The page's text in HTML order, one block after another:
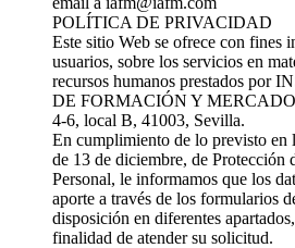
POLÍTICA DE PRIVACIDAD
Este sitio Web se ofrece con fines
usuarios, sobre los servicios en
recursos humanos prestados por
DE FORMACIÓN Y MERCADO,
4-6, local B, 41003, Sevilla.
En cumplimiento de lo previsto en
de 13 de diciembre, de Protección
Personal, le informamos que los
aporte a través de los formularios
disposición en diferentes
finalidad de atender su solicitud.